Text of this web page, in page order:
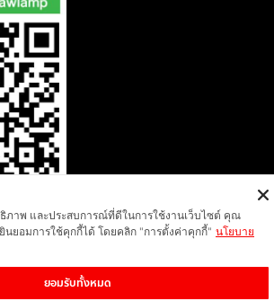
| ALL RIGHTS RESERVED |POLICY
ธิภาพ และประสบการณ์ที่ดีในการใช้งานเว็บไซต์ คุณ
นยอมการใช้คุกกี้ได้ โดยคลิก "การตั้งค่าคุกกี้" นโยบาย
ยอมรับทั้งหมด